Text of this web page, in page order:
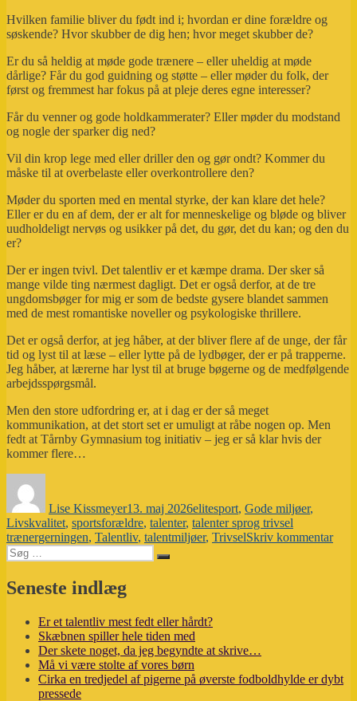
Hvilken familie bliver du født ind i; hvordan er dine forældre og
søskende? Hvor skubber de dig hen; hvor meget skubber de?
Er du så heldig at møde gode trænere – eller uheldig at møde
dårlige? Får du god guidning og støtte – eller møder du folk, der
først og fremmest har fokus på at pleje deres egne interesser?
Får du venner og gode holdkammerater? Eller møder du modstand
og nogle der sparker dig ned?
Vil din krop lege med eller driller den og gør ondt? Kommer du
måske til at overbelaste eller overkontrollere den?
Møder du sporten med en mental styrke, der kan klare det hele?
Eller er du en af dem, der er alt for menneskelige og bløde og bliver
uudholdeligt nervøs og usikker på det, du gør, det du kan; og den du
er?
Der er ingen tvivl. Det talentliv er et kæmpe drama. Der sker så
mange vilde ting nærmest dagligt. Det er også derfor, at de tre
ungdomsbøger for mig er som de bedste gysere blandet sammen
med de mest romantiske noveller og psykologiske thrillere.
Det er også derfor, at jeg håber, at der bliver flere af de unge, der får
tid og lyst til at læse – eller lytte på de lydbøger, der er på trapperne.
Jeg håber, at lærerne har lyst til at bruge bøgerne og de medfølgende
arbejdsspørgsmål.
Men den store udfordring er, at i dag er der så meget
kommunikation, at det stort set er umuligt at råbe nogen op. Men
fedt at Tårnby Gymnasium tog initiativ – jeg er så klar hvis der
kommer flere…
Lise Kissmeyer13. maj 2026elitesport, Gode miljøer,
Livskvalitet, sportsforældre, talenter, talenter sprog trivsel
trænergerningen, Talentliv, talentmiljøer, TrivselSkriv kommentartil
Søg
efter:
Søg
Seneste indlæg
Er et talentliv mest fedt eller hårdt?
Skæbnen spiller hele tiden med
Der skete noget, da jeg begyndte at skrive…
Må vi være stolte af vores børn
Cirka en tredjedel af pigerne på øverste fodboldhylde er dybt
pressede